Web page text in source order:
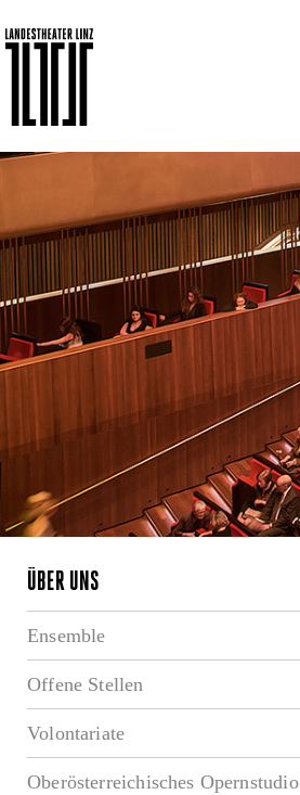
ÜBER UNS
Ensemble
Offene Stellen
Volontariate
Oberösterreichisches Opernstudio